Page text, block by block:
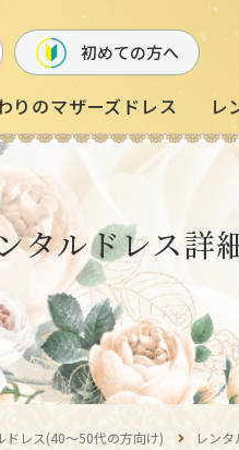
初めての方へ
りのマザーズドレス レ
ドレス
)
向け
サイズ）
タルドレス詳
ドレス(40～50代の方向け) レン